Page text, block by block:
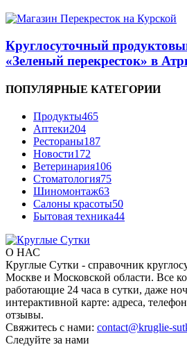
Круглосуточный
«Зеленый перекресток» в
ПОПУЛЯРНЫЕ КАТЕГОРИИ
Продукты465
Аптеки204
Рестораны187
Новости172
Ветеринария106
Стоматология75
Шиномонтаж63
Салоны красоты50
Бытовая техника44
О НАС
Круглые Сутки - справочник
Москве и Московской области. Все
работающие 24 часа в сутки, даже
интерактивной карте: адреса,
отзывы.
Свяжитесь с нами: contact@kruglie-
Следуйте за нами